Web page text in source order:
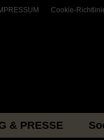
Cookie-
& PRESSE